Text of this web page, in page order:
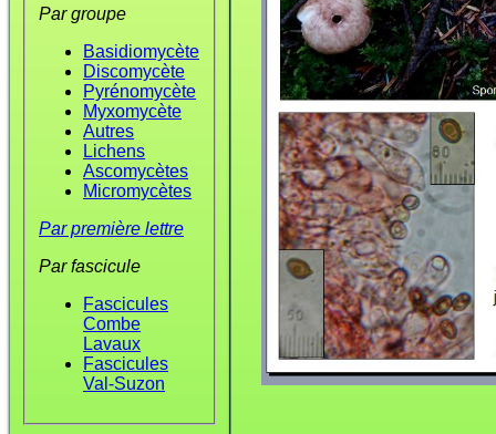
Par groupe
Basidiomycète
Discomycète
Pyrénomycète
Myxomycète
Autres
Lichens
Ascomycètes
Micromycètes
Par première lettre
Par fascicule
Fascicules
Combe
Lavaux
Fascicules
Val-Suzon